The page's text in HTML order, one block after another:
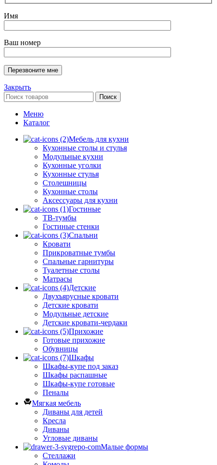
Имя
Ваш номер
Закрыть
Поиск
Меню
Каталог
Мебель для кухни
Кухонные столы и стулья
Модульные кухни
Кухонные уголки
Кухонные стулья
Столешницы
Кухонные столы
Аксессуары для кухни
Гостиные
ТВ-тумбы
Гостиные стенки
Спальни
Кровати
Прикроватные тумбы
Спальные гарнитуры
Туалетные столы
Матрасы
Детские
Двухъярусные кровати
Детские кровати
Модульные детские
Детские кровати-чердаки
Прихожие
Готовые прихожие
Обувницы
Шкафы
Шкафы-купе под заказ
Шкафы распашные
Шкафы-купе готовые
Пеналы
Мягкая мебель
Диваны для детей
Кресла
Диваны
Угловые диваны
Малые формы
Стеллажи